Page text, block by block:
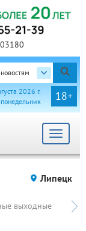
18+
2026 г.
понедельник
Toggle
Липецк
выходные